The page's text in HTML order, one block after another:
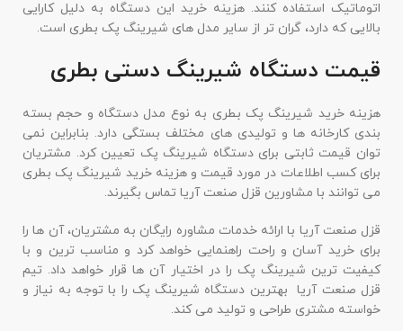
اتوماتیک استفاده کنند. هزینه خرید این دستگاه به دلیل کارایی
بالایی که دارد، گران تر از سایر مدل های شیرینگ پک بطری است.
قیمت دستگاه شیرینگ دستی بطری
هزینه خرید شیرینگ پک بطری به نوع مدل دستگاه و حجم بسته
بندی کارخانه ها و تولیدی های مختلف بستگی دارد. بنابراین نمی
توان قیمت ثابتی برای دستگاه شیرینگ پک تعیین کرد. مشتریان
برای کسب اطلاعات در مورد قیمت و هزینه خرید شیرینگ پک بطری
می توانند با مشاورین قزل صنعت آریا تماس بگیرند.
قزل صنعت آریا با ارائه خدمات مشاوره رایگان به مشتریان، آن ها را
برای خرید آسان و راحت راهنمایی خواهد کرد و مناسب ترین و با
کیفیت ترین شیرینگ پک را در اختیار آن ها قرار خواهد داد. تیم
قزل صنعت آریا بهترین دستگاه شیرینگ پک را با توجه به نیاز و
خواسته مشتری طراحی و تولید می کند.